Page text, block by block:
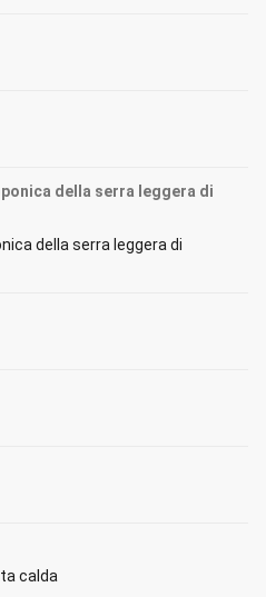
della serra leggera di
della serra leggera di
calda